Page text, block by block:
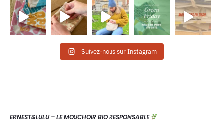
Suivez-nous sur Instagram
ERNEST&LULU – LE MOUCHOIR BIO RESPONSABLE